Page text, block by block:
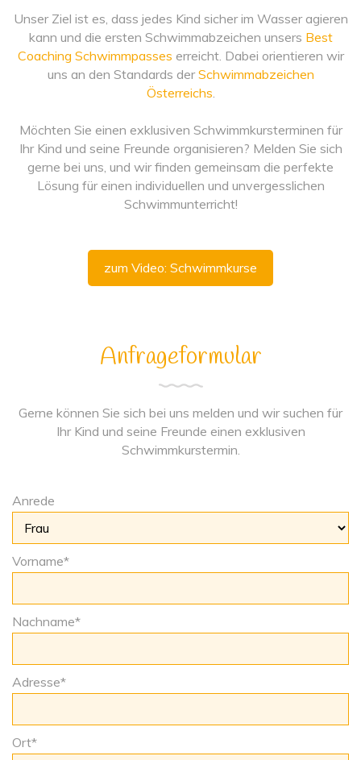
Unser Ziel ist es, dass jedes Kind sicher im Wasser agieren
kann und die ersten Schwimmabzeichen unsers Best
Coaching Schwimmpasses erreicht. Dabei orientieren wir
uns an den Standards derSchwimmabzeichen
Österreichs.
Möchten Sie einen exklusiven Schwimmkursterminen für
Ihr Kind und seine Freunde organisieren? Melden Sie sich
gerne bei uns, und wir finden gemeinsam die perfekte
Lösung für einen individuellen und unvergesslichen
Schwimmunterricht!
zum Video: Schwimmkurse
Anfrageformular
Gerne können Sie sich bei uns melden und wir suchen für
Ihr Kind und seine Freunde einen exklusiven
Schwimmkurstermin.
Anrede
Vorname*
Nachname*
Adresse*
Ort*